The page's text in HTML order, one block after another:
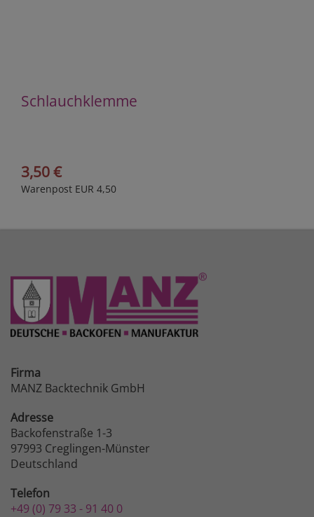
Schlauchklemme
3,50 €
Warenpost EUR 4,50
Firma
MANZ Backtechnik GmbH
Adresse
Backofenstraße 1-3
97993 Creglingen-Münster
Deutschland
Telefon
+49 (0) 79 33 - 91 40 0